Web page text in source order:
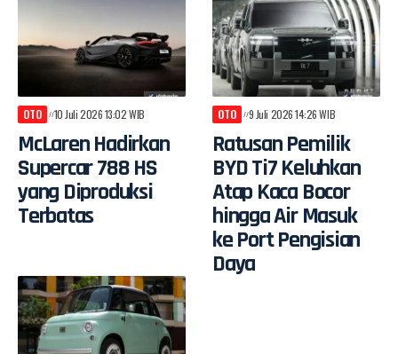
OTO 10 Juli 2026 13:02 WIB
McLaren Hadirkan
Supercar 788 HS
yang Diproduksi
Terbatas
OTO 9 Juli 2026 14:26 WIB
Ratusan Pemilik
BYD Ti7 Keluhkan
Atap Kaca Bocor
hingga Air Masuk
ke Port Pengisian
Daya